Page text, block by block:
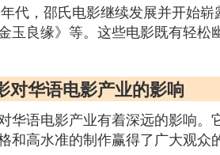
代，邵氏电影继续发展并开始
玉良缘》等。这些电影既有轻
对华语电影产业的影响
华语电影产业有着深远的影响
和高水准的制作赢得了广大观众